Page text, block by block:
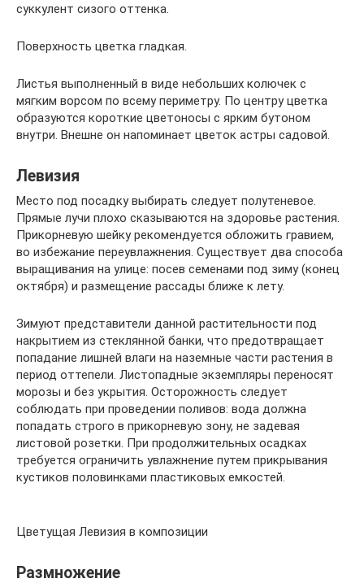
суккулент сизого оттенка.
Поверхность цветка гладкая.
Листья выполненный в виде небольших колючек с
мягким ворсом по всему периметру. По центру цветка
образуются короткие цветоносы с ярким бутоном
внутри. Внешне он напоминает цветок астры садовой.
Левизия
Место под посадку выбирать следует полутеневое.
Прямые лучи плохо сказываются на здоровье растения.
Прикорневую шейку рекомендуется обложить гравием,
во избежание переувлажнения. Существует два способа
выращивания на улице: посев семенами под зиму (конец
октября) и размещение рассады ближе к лету.
Зимуют представители данной растительности под
накрытием из стеклянной банки, что предотвращает
попадание лишней влаги на наземные части растения в
период оттепели. Листопадные экземпляры переносят
морозы и без укрытия. Осторожность следует
соблюдать при проведении поливов: вода должна
попадать строго в прикорневую зону, не задевая
листовой розетки. При продолжительных осадках
требуется ограничить увлажнение путем прикрывания
кустиков половинками пластиковых емкостей.
Цветущая Левизия в композиции
Размножение